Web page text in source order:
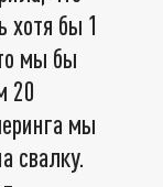
хотя бы 1
мы бы
20
мы
свалку.